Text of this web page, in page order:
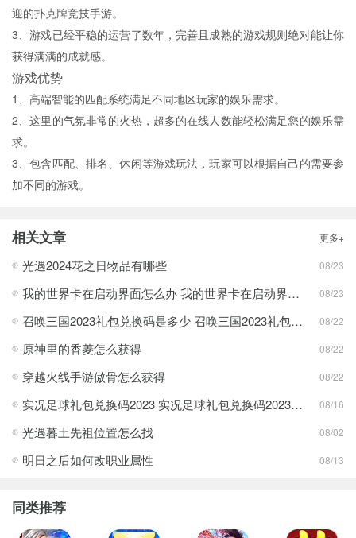
迎的扑克牌竞技手游。
3、游戏已经平稳的运营了数年，完善且成熟的游戏规则绝对能让你
获得满满的成就感。
游戏优势
1、高端智能的匹配系统满足不同地区玩家的娱乐需求。
2、这里的气氛非常的火热，超多的在线人数能轻松满足您的娱乐需
求。
3、包含匹配、排名、休闲等游戏玩法，玩家可以根据自己的需要参
加不同的游戏。
相关文章 更多+
光遇2024花之日物品有哪些 08/23
我的世界卡在启动界面怎么办 我的世界卡在启动界面方法分享 08/23
召唤三国2023礼包兑换码是多少 召唤三国2023礼包兑换码最新一览 08/22
原神里的香菱怎么获得 08/22
穿越火线手游傲骨怎么获得 08/22
实况足球礼包兑换码2023 实况足球礼包兑换码2023最新一览 08/16
光遇暮土先祖位置怎么找 08/02
明日之后如何改职业属性 08/13
同类推荐